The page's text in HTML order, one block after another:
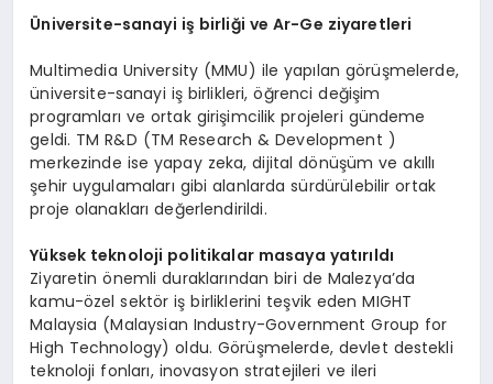
Üniversite-sanayi iş birliği ve Ar-Ge ziyaretleri
Multimedia University (MMU) ile yapılan görüşmelerde,
üniversite-sanayi iş birlikleri, öğrenci değişim
programları ve ortak girişimcilik projeleri gündeme
geldi. TM R&D (TM Research & Development )
merkezinde ise yapay zeka, dijital dönüşüm ve akıllı
şehir uygulamaları gibi alanlarda sürdürülebilir ortak
proje olanakları değerlendirildi.
Yüksek teknoloji politikalar masaya yatırıldı
Ziyaretin önemli duraklarından biri de Malezya’da
kamu-özel sektör iş birliklerini teşvik eden MIGHT
Malaysia (Malaysian Industry-Government Group for
High Technology) oldu. Görüşmelerde, devlet destekli
teknoloji fonları, inovasyon stratejileri ve ileri